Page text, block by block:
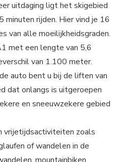
uitdaging ligt het skigebied
minuten rijden. Hier vind je 16
van alle moeilijkheidsgraden.
met een lengte van 5,6
van 1.100 meter.
auto bent u bij de liften van
dat onlangs is uitgeroepen
en sneeuwzekere gebied
vrijetijdsactiviteiten zoals
of wandelen in de